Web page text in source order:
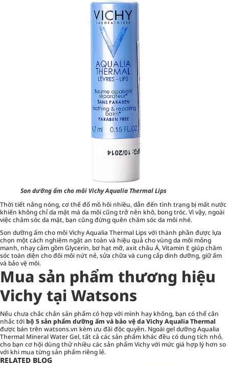
Son dưỡng ẩm cho môi Vichy Aqualia Thermal Lips
Thời tiết nắng nóng, cơ thể đổ mồ hôi nhiều, dẫn đến tình trạng bị mất nước
khiến không chỉ da mặt mà da môi cũng trở nên khô, bong tróc. Vì vậy, ngoài
việc chăm sóc da mặt, bạn cũng đừng quên chăm sóc da môi nhé.
Son dưỡng ẩm cho môi Vichy Aqualia Thermal Lips với thành phần được lựa
chọn một cách nghiêm ngặt an toàn và hiệu quả cho vùng da môi mỏng
manh, nhạy cảm gồm Glycerin, bơ hạt mỡ, axit châu Á, Vitamin E giúp chăm
sóc toàn diện cho đôi môi nứt nẻ, sửa chữa và cung cấp dinh dưỡng, giữ ẩm
và bảo vệ môi.
Mua sản phẩm thương hiệu
Vichy tại Watsons
Nếu chưa chắc chắn sản phẩm có hợp với mình hay không, bạn có thể cân
nhắc tớibộ 5 sản phẩm dưỡng ẩm và bảo vệ da Vichy Aqualia Thermal
được bán trên watsons.vn kèm ưu đãi độc quyền. Ngoài gel dưỡng Aqualia
Thermal Mineral Water Gel, tất cả các sản phẩm khác đều có dung tích nhỏ,
cho bạn cơ hội dùng thử nhiều các sản phẩm Vichy với mức giá hợp lý hơn so
với khi mua từng sản phẩm riêng lẻ.
RELATED BLOG